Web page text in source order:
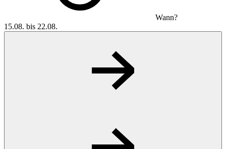
Wann?
15.08. bis 22.08.